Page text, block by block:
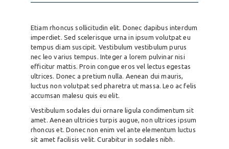
Etiam rhoncus sollicitudin elit. Donec dapibus interdum
imperdiet. Sed scelerisque urna in ipsum volutpat eu
tempus diam suscipit. Vestibulum vestibulum purus
nec leo varius tempus. Integer a lorem pulvinar nisi
efficitur mattis. Proin congue eros vel lectus egestas
ultrices. Donec a pretium nulla. Aenean dui mauris,
luctus non volutpat sed pharetra ut massa. Leo ac felis
accumsan malesu quis eu elit.
Vestibulum sodales dui ornare ligula condimentum sit
amet. Aenean ultricies turpis augue, non ultrices ipsum
rhoncus et. Donec non enim vel ante elementum luctus
sit amet facilisis velit. Curabitur in sodales nibh.